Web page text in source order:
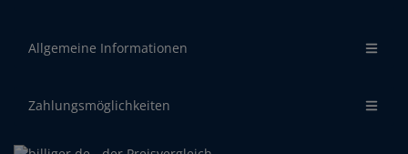
Allgemeine Informationen
Zahlungsmöglichkeiten